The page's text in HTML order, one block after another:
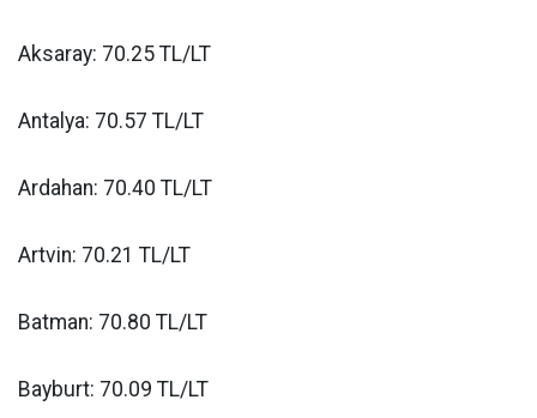
Aksaray: 70.25 TL/LT
Antalya: 70.57 TL/LT
Ardahan: 70.40 TL/LT
Artvin: 70.21 TL/LT
Batman: 70.80 TL/LT
Bayburt: 70.09 TL/LT